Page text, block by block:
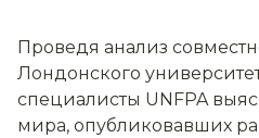
Проведя анализ
Лондонского
специалисты UNFPA
мира, опубликовавших